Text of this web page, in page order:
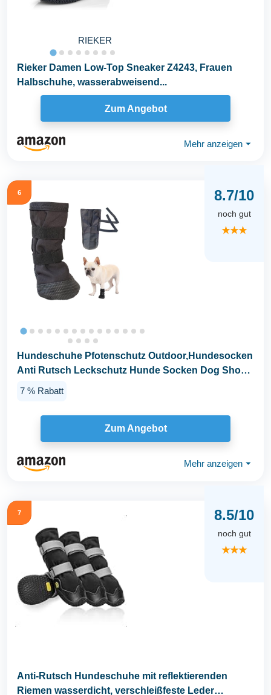
RIEKER
Rieker Damen Low-Top Sneaker Z4243, Frauen
Halbschuhe, wasserabweisend...
Zum Angebot
Mehr anzeigen ⏷
6 8.7/10
noch gut
★★★
Hundeschuhe Pfotenschutz Outdoor,Hundesocken
Anti Rutsch Leckschutz Hunde Socken Dog Shoes
7 % Rabatt
Zum Angebot
Mehr anzeigen ⏷
7 8.5/10
noch gut
★★★
Anti-Rutsch Hundeschuhe mit reflektierenden
Riemen wasserdicht, verschleißfeste Leder